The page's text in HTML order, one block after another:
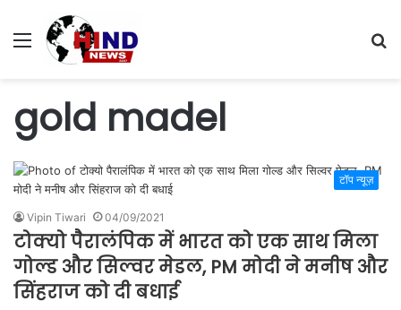
Menu
gold madel
टॉप न्यूज़
Vipin Tiwari 04/09/2021
टोक्यो पैरालंपिक में भारत को एक साथ मिला
गोल्ड और सिल्वर मेडल, PM मोदी ने मनीष और
सिंहराज को दी बधाई